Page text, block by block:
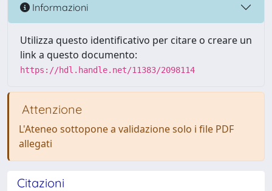
Informazioni
Utilizza questo identificativo per citare o creare un
link a questo documento:
https://hdl.handle.net/11383/2098114
Attenzione
L'Ateneo sottopone a validazione solo i file PDF
allegati
Citazioni